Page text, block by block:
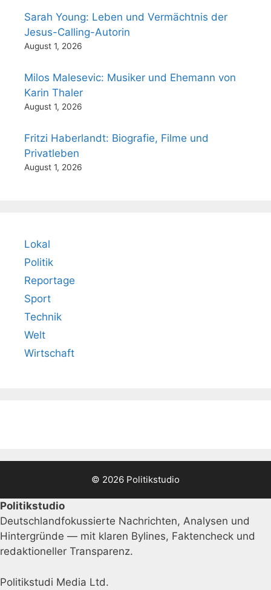
Sarah Young: Leben und Vermächtnis der
Jesus-Calling-Autorin
August 1, 2026
Milos Malesevic: Musiker und Ehemann von
Karin Thaler
August 1, 2026
Fritzi Haberlandt: Biografie, Filme und
Privatleben
August 1, 2026
Lokal
Politik
Reportage
Sport
Technik
Welt
Wirtschaft
© 2026 Politikstudio
Politikstudio
Deutschlandfokussierte Nachrichten, Analysen und
Hintergründe — mit klaren Bylines, Faktencheck und
redaktioneller Transparenz.
Politikstudi Media Ltd.